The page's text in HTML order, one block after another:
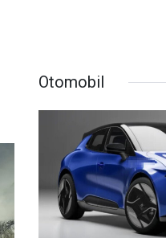
Otomobil